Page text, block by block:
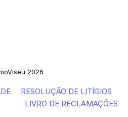
2026
RESOLUÇÃO DE LITÍGIOS
LIVRO DE RECLAMAÇÕES